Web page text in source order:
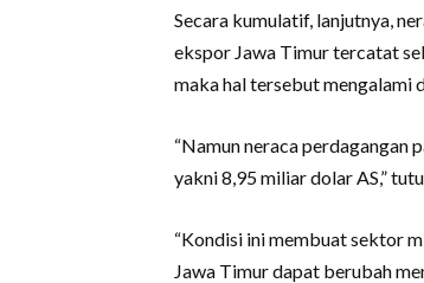
Secara kumulatif, lanjutnya,
ekspor Jawa Timur tercatat
maka hal tersebut mengalami
“Namun neraca perdagangan
yakni 8,95 miliar dolar AS,”
“Kondisi ini membuat sektor
Jawa Timur dapat berubah